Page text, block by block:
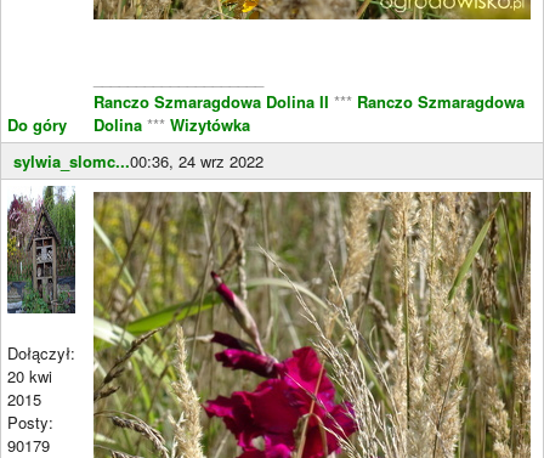
Do góry
Ranczo Szmaragdowa Dolina II *** Ranczo Szmaragdowa
Dolina *** Wizytówka
sylwia_slomc...00:36, 24 wrz 2022
Dołączył:
20 kwi
2015
Posty:
90179